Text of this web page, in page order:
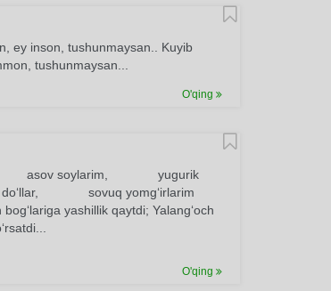
ey inson, tushunmaysan.. Kuyib
tushunmaysan...
O'qing
asov soylarim, yugurik
do‘llar, sovuq yomg‘irlarim
yashillik qaytdi; Yalang‘och
O'qing